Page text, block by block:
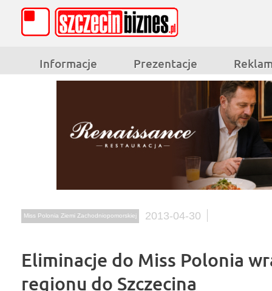
Informacje Prezentacje
Miss Polonia Ziemi Zachodniopomorskiej 2013-04-30
Eliminacje do Miss Polonia
regionu do Szczecina